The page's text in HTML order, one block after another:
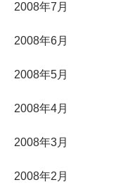
2008年7月
2008年6月
2008年5月
2008年4月
2008年3月
2008年2月